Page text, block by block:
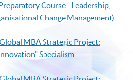
Course - Leadership,
Change Management)
MBA Strategic Project:
Specialism